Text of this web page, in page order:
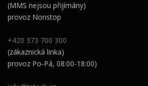
(MMS nejsou přijímány)
provoz Nonstop
+420 373 700 300
(zákaznická linka)
provoz Po-Pá, 08:00-18:00)